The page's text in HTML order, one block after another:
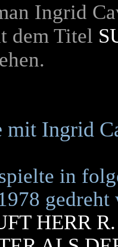
Ingrid
dem Titel
mit Ingrid
in
gedreht
HERR